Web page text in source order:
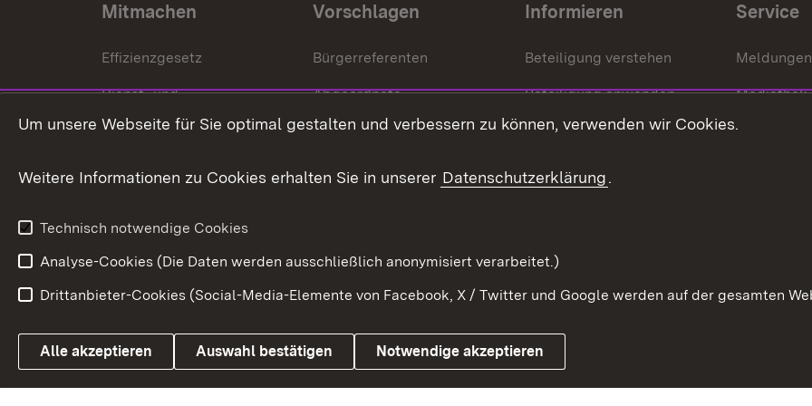
Mitmachen
Effizienzgesetz
Dienst- und
Versorgungsbezüge
Weitere
Vorschlagen
Bürgerreferenten
Abgeordnete
Bürgerbeauftragte
Informieren
Beteiligung verstehen
Beteiligung anwenden
Beteiligung stärken
Service
Meldungen
Mediathek
Link zum Landesportal
Impressum Kontakt
Um unsere Webseite für Sie optimal gestalten und verbessern zu können, verwenden wir Cookies.
Weitere Informationen zu Cookies erhalten Sie in unserer Datenschutzerklärung.
Technisch notwendige Cookies
Analyse-Cookies (Die Daten werden ausschließlich anonymisiert verarbeitet.)
Drittanbieter-Cookies (Social-Media-Elemente von Facebook, X / Twitter und Google werden auf der gesamten
Alle akzeptieren Auswahl bestätigen Notwendige akzeptieren